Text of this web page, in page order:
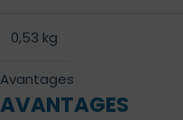
0,53 kg
Avantages
AVANTAGES